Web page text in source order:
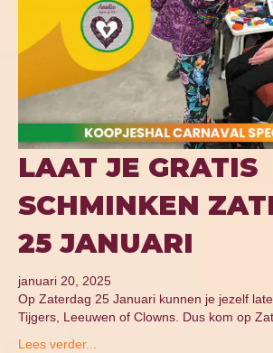
LAAT JE GRATIS
SCHMINKEN
25 JANUARI
januari 20, 2025
Op Zaterdag 25 Januari kunnen je jezelf
Tijgers, Leeuwen of Clowns. Dus kom op
Lees verder...